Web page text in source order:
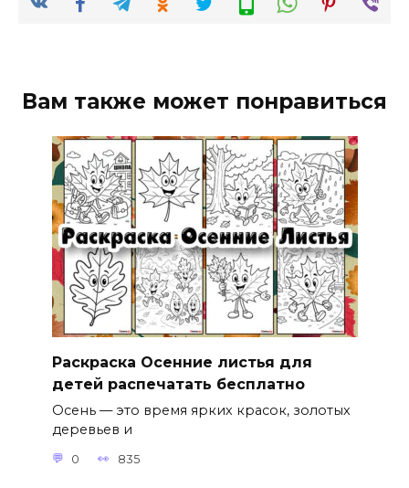
Вам также может понравиться
Раскраска Осенние листья для
детей распечатать бесплатно
Осень — это время ярких красок, золотых
деревьев и
0 835